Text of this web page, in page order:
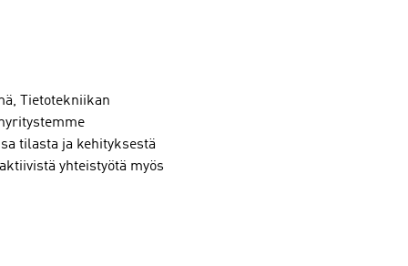
Tietotekniikan
tilasta ja kehityksestä
yhteistyötä myös